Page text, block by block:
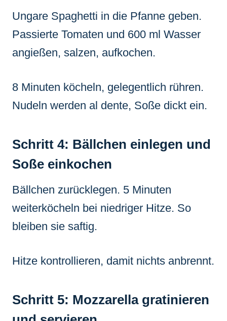
Ungare Spaghetti in die Pfanne geben.
Passierte Tomaten und 600 ml Wasser
angießen, salzen, aufkochen.
8 Minuten köcheln, gelegentlich rühren.
Nudeln werden al dente, Soße dickt ein.
Schritt 4: Bällchen einlegen und
Soße einkochen
Bällchen zurücklegen. 5 Minuten
weiterköcheln bei niedriger Hitze. So
bleiben sie saftig.
Hitze kontrollieren, damit nichts anbrennt.
Schritt 5: Mozzarella gratinieren